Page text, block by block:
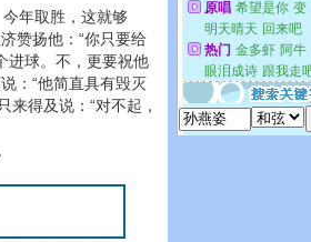
年取胜，这就够
赞扬他：“你只要给
进球。不，更要祝他
：“他简直具有毁灭
来得及说：“对不起，